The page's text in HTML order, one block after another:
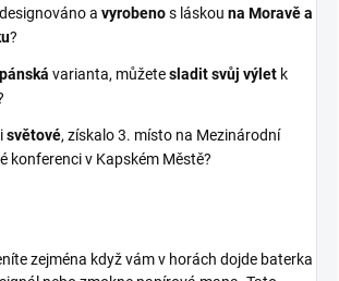
a vyrobenos láskou na Moravě a
?
pánská varianta, můžetesladit svůj výlet k
světové, získalo 3. místo na Mezinárodní
konferenci v Kapském Městě?
zejména když vám v horách dojde baterka